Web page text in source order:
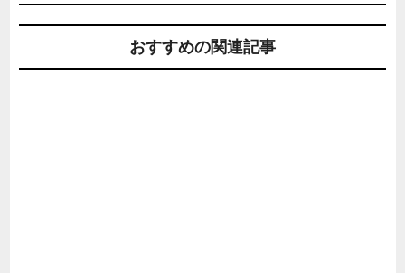
おすすめの関連記事